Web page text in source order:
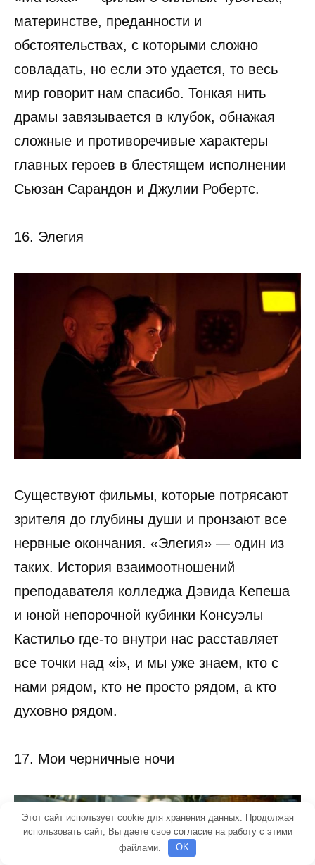
материнстве, преданности и
обстоятельствах, с которыми сложно
совладать, но если это удается, то весь
мир говорит нам спасибо. Тонкая нить
драмы завязывается в клубок, обнажая
сложные и противоречивые характеры
главных героев в блестящем исполнении
Сьюзан Сарандон и Джулии Робертс.
16. Элегия
Существуют фильмы, которые потрясают
зрителя до глубины души и пронзают все
нервные окончания. «Элегия» — один из
таких. История взаимоотношений
преподавателя колледжа Дэвида Кепеша
и юной непорочной кубинки Консуэлы
Кастильо где-то внутри нас расставляет
все точки над «i», и мы уже знаем, кто с
нами рядом, кто не просто рядом, а кто
духовно рядом.
17. Мои черничные ночи
Этот сайт использует cookie для хранения данных. Продолжая
использовать сайт, Вы даете свое согласие на работу с этими
файлами.
OK